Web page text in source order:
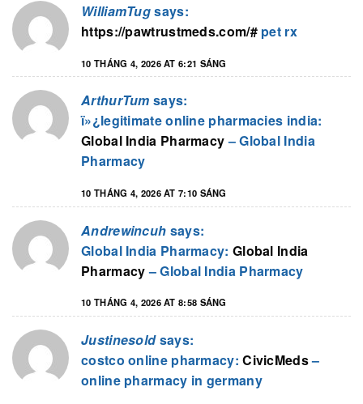
WilliamTugsays:
https://pawtrustmeds.com/#pet rx
10 THÁNG 4, 2026 AT 6:21 SÁNG
ArthurTum says:
ï»¿legitimate online pharmacies india:
Global India Pharmacy– Global India
Pharmacy
10 THÁNG 4, 2026 AT 7:10 SÁNG
Andrewincuh says:
Global India Pharmacy: Global India
Pharmacy– Global India Pharmacy
10 THÁNG 4, 2026 AT 8:58 SÁNG
Justinesold says:
costco online pharmacy:CivicMeds–
online pharmacy in germany